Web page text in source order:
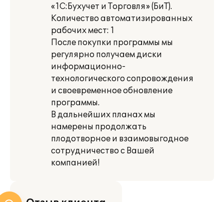
«1С:Бухучет и Торговля» (БиТ).
Количество автоматизированных
рабочих мест: 1
После покупки программы мы
регулярно получаем диски
информационно-
технологического сопровождения
и своевременное обновление
программы.
В дальнейших планах мы
намерены продолжать
плодотворное и взаимовыгодное
сотрудничество с Вашей
компанией!